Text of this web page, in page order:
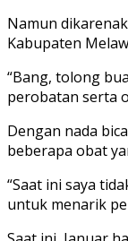
Namun
Kabupaten
“Bang, tolong
perobatan serta
Dengan nada
beberapa obat
“Saat ini saya
untuk menarik